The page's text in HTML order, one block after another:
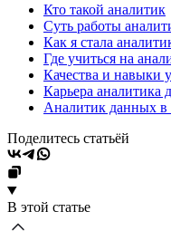
Кто такой аналитик
Суть работы
Как я стала
Где учиться на
Качества и навыки
Карьера аналитика
Аналитик данных в
Поделитесь статьёй
В этой статье